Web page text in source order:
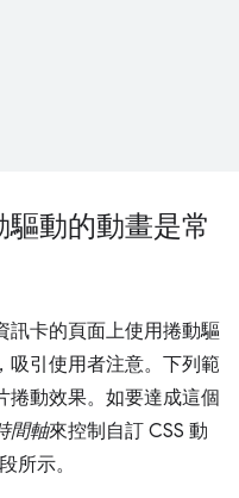
動的動畫是常
訊卡的頁面上使用捲動驅
吸引使用者注意。下列範
捲動效果。如要達成這個
間軸來控制自訂 CSS 動
所示。